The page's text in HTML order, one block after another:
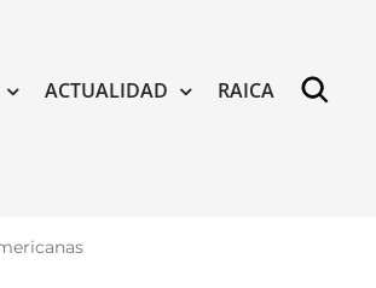
ACTUALIDAD RAICA